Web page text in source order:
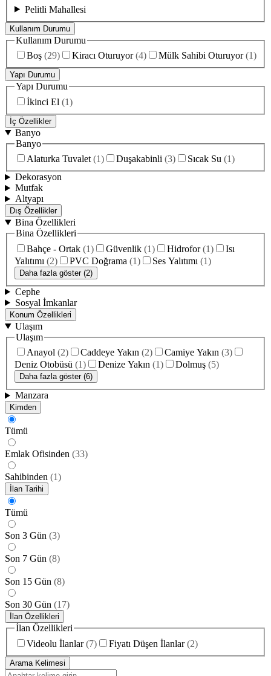
Pelitli Mahallesi
Kullanım Durumu
Kullanım Durumu
Boş (29) Kiracı Oturuyor (4) Mülk Sahibi Oturuyor (1)
Yapı Durumu
Yapı Durumu
İkinci El (1)
İç Özellikler
Banyo
Banyo
Alaturka Tuvalet (1) Duşakabinli (3) Sıcak Su (1)
Dekorasyon
Mutfak
Altyapı
Dış Özellikler
Bina Özellikleri
Bina Özellikleri
Bahçe - Ortak (1) Güvenlik (1) Hidrofor (1)
Isı
Yalıtımı (2) PVC Doğrama (1) Ses Yalıtımı (1)
Daha fazla göster (2)
Cephe
Sosyal İmkanlar
Konum Özellikleri
Ulaşım
Ulaşım
Anayol (2) Caddeye Yakın (2) Camiye Yakın (3)
Deniz Otobüsü (1) Denize Yakın (1) Dolmuş (5)
Daha fazla göster (6)
Manzara
Kimden
Tümü
Emlak Ofisinden (33)
Sahibinden (1)
İlan Tarihi
Tümü
Son 3 Gün (3)
Son 7 Gün (8)
Son 15 Gün (8)
Son 30 Gün (17)
İlan Özellikleri
İlan Özellikleri
Videolu İlanlar (7) Fiyatı Düşen İlanlar (2)
Arama Kelimesi